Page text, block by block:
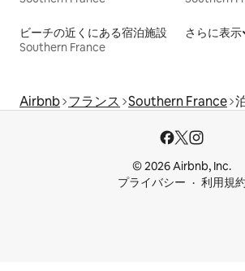
ビーチの近くにある宿泊施設
Southern France
さらに表示
Airbnb フランス Southern France
© 2026 Airbnb, Inc.
プライバシー
利用規約